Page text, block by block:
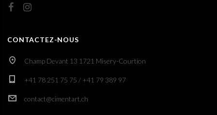
CONTACTEZ-NOUS
Champ Devant 13 1721 Misery-Courtion
+41 78 251 75 75 / +41 79 389 97
contact@cimentart.ch